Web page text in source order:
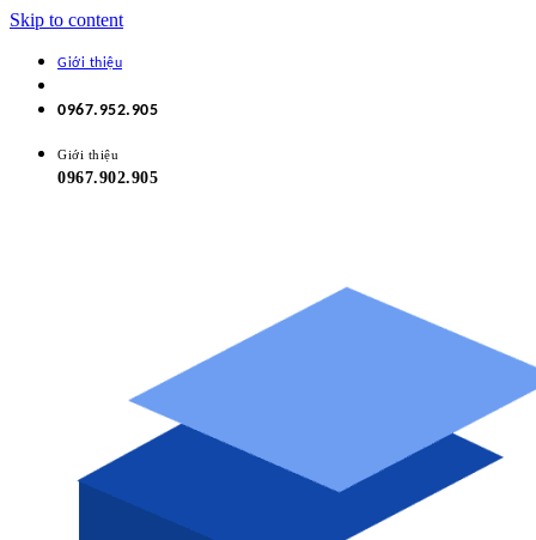
Skip to content
Giới thiệu
0967.952.905
Giới thiệu
0967.902.905